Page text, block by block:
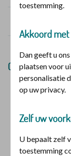
Ook interessant
Wijzer in
Tarieven niet
Misschien
Vraag
toestemming.
Akkoord met
Dan geeft u
plaatsen voor
personalisatie
op uw privacy.
Zelf uw
U bepaalt zelf
toestemming